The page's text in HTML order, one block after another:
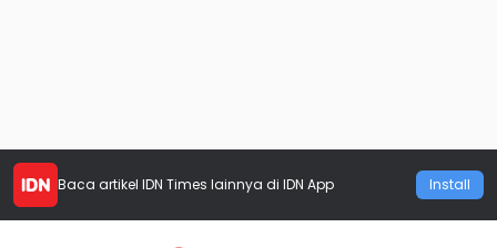
Baca artikel IDN Times lainnya di IDN App Install